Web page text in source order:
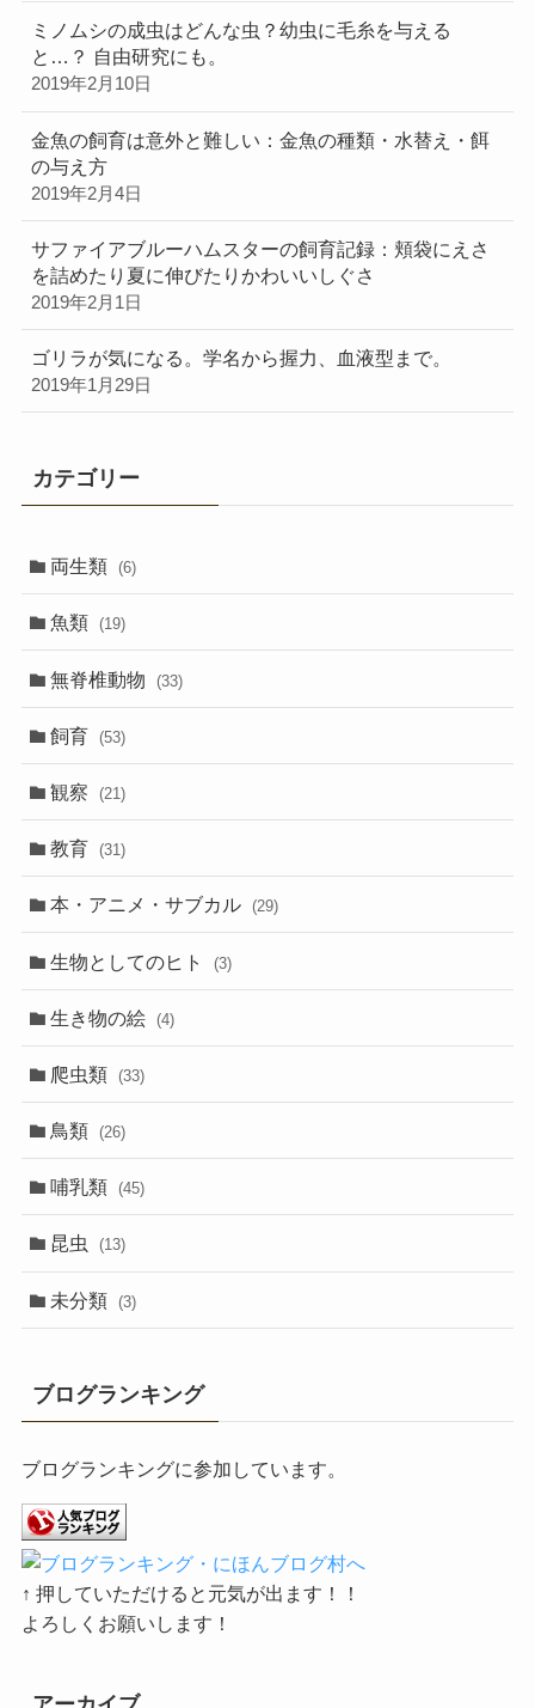
ミノムシの成虫はどんな虫？幼虫に毛糸を与える
と…？ 自由研究にも。
2019年2月10日
金魚の飼育は意外と難しい：金魚の種類・水替え・餌
の与え方
2019年2月4日
サファイアブルーハムスターの飼育記録：頬袋にえさ
を詰めたり夏に伸びたりかわいいしぐさ
2019年2月1日
ゴリラが気になる。学名から握力、血液型まで。
2019年1月29日
カテゴリー
両生類 (6)
魚類 (19)
無脊椎動物 (33)
飼育 (53)
観察 (21)
教育 (31)
本・アニメ・サブカル (29)
生物としてのヒト (3)
生き物の絵 (4)
爬虫類 (33)
鳥類 (26)
哺乳類 (45)
昆虫 (13)
未分類 (3)
ブログランキング
ブログランキングに参加しています。
↑ 押していただけると元気が出ます！！
よろしくお願いします！